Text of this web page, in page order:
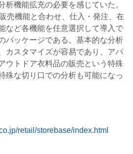
析機能拡充の必要を感じていた。
売機能と合わせ、仕入・発注、在
など各機能を任意選択して導入で
パッケージである。基本的な分析
カスタマイズが容易であり、アパ
ウトドア衣料品の販売という特殊
殊な切り口での分析も可能になっ
retail/storebase/index.html